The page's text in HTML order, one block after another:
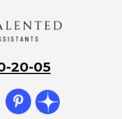
плата
20-05